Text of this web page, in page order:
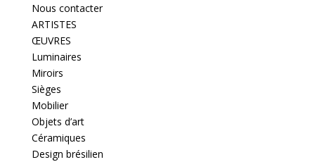
Nous contacter
ARTISTES
ŒUVRES
Luminaires
Miroirs
Sièges
Mobilier
Objets d’art
Céramiques
Design brésilien